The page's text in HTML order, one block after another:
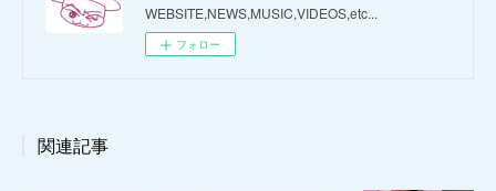
WEBSITE,NEWS,MUSIC,VIDEOS,etc...
フォロー
関連記事